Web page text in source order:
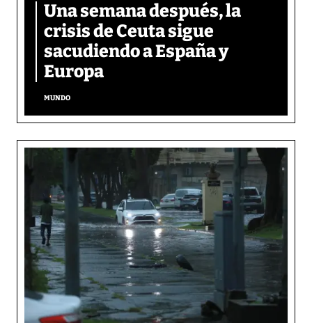
Una semana después, la
crisis de Ceuta sigue
sacudiendo a España y
Europa
MUNDO